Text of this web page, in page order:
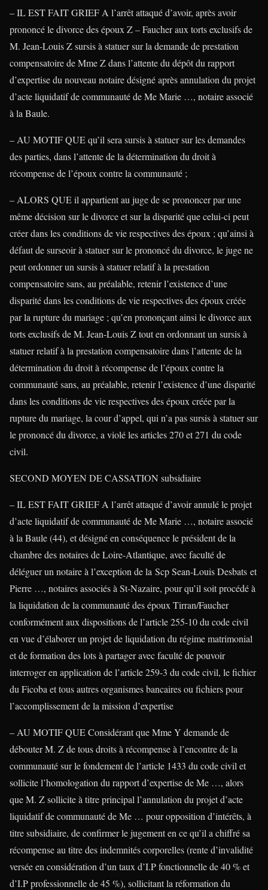
– IL EST FAIT GRIEF A l’arrêt attaqué d’avoir, après avoir
prononcé le divorce des époux Z – Faucher aux torts exclusifs de
M. Jean-Louis Z sursis à statuer sur la demande de prestation
compensatoire de Mme Z dans l’attente du dépôt du rapport
d’expertise du nouveau notaire désigné après annulation du projet
d’acte liquidatif de communauté de Me Marie …, notaire associé
à la Baule.
– AU MOTIF QUE qu’il sera sursis à statuer sur les demandes
des parties, dans l’attente de la détermination du droit à
récompense de l’époux contre la communauté ;
– ALORS QUE il appartient au juge de se prononcer par une
même décision sur le divorce et sur la disparité que celui-ci peut
créer dans les conditions de vie respectives des époux ; qu’ainsi à
défaut de surseoir à statuer sur le prononcé du divorce, le juge ne
peut ordonner un sursis à statuer relatif à la prestation
compensatoire sans, au préalable, retenir l’existence d’une
disparité dans les conditions de vie respectives des époux créée
par la rupture du mariage ; qu’en prononçant ainsi le divorce aux
torts exclusifs de M. Jean-Louis Z tout en ordonnant un sursis à
statuer relatif à la prestation compensatoire dans l’attente de la
détermination du droit à récompense de l’époux contre la
communauté sans, au préalable, retenir l’existence d’une disparité
dans les conditions de vie respectives des époux créée par la
rupture du mariage, la cour d’appel, qui n’a pas sursis à statuer sur
le prononcé du divorce, a violé les articles 270 et 271 du code
civil.
SECOND MOYEN DE CASSATION subsidiaire
– IL EST FAIT GRIEF A l’arrêt attaqué d’avoir annulé le projet
d’acte liquidatif de communauté de Me Marie …, notaire associé
à la Baule (44), et désigné en conséquence le président de la
chambre des notaires de Loire-Atlantique, avec faculté de
déléguer un notaire à l’exception de la Scp Sean-Louis Desbats et
Pierre …, notaires associés à St-Nazaire, pour qu’il soit procédé à
la liquidation de la communauté des époux Tirran/Faucher
conformément aux dispositions de l’article 255-10 du code civil
en vue d’élaborer un projet de liquidation du régime matrimonial
et de formation des lots à partager avec faculté de pouvoir
interroger en application de l’article 259-3 du code civil, le fichier
du Ficoba et tous autres organismes bancaires ou fichiers pour
l’accomplissement de la mission d’expertise
– AU MOTIF QUE Considérant que Mme Y demande de
débouter M. Z de tous droits à récompense à l’encontre de la
communauté sur le fondement de l’article 1433 du code civil et
sollicite l’homologation du rapport d’expertise de Me …, alors
que M. Z sollicite à titre principal l’annulation du projet d’acte
liquidatif de communauté de Me … pour opposition d’intérêts, à
titre subsidiaire, de confirmer le jugement en ce qu’il a chiffré sa
récompense au titre des indemnités corporelles (rente d’invalidité
versée en considération d’un taux d’I.P fonctionnelle de 40 % et
d’I.P professionnelle de 45 %), sollicitant la réformation du